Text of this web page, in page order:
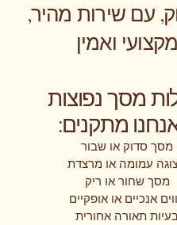
עם שירות מהיר,
מקצועי ואמין
מסך נפוצות
מתקנים:
מסך סדוק או שבור
עמומה או מרצדת
מסך שחור או ריק
אנכיים או אופקיים
תאורה אחורית